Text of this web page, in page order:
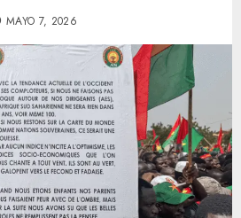
MAYO 7, 2026